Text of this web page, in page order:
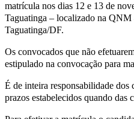
matrícula nos dias 12 e 13 de
Taguatinga – localizado na QNM
Taguatinga/DF.
Os convocados que não
estipulado na convocação para
É de inteira responsabilidade dos
prazos estabelecidos quando das